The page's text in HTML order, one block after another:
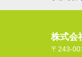
株式会
〒243-